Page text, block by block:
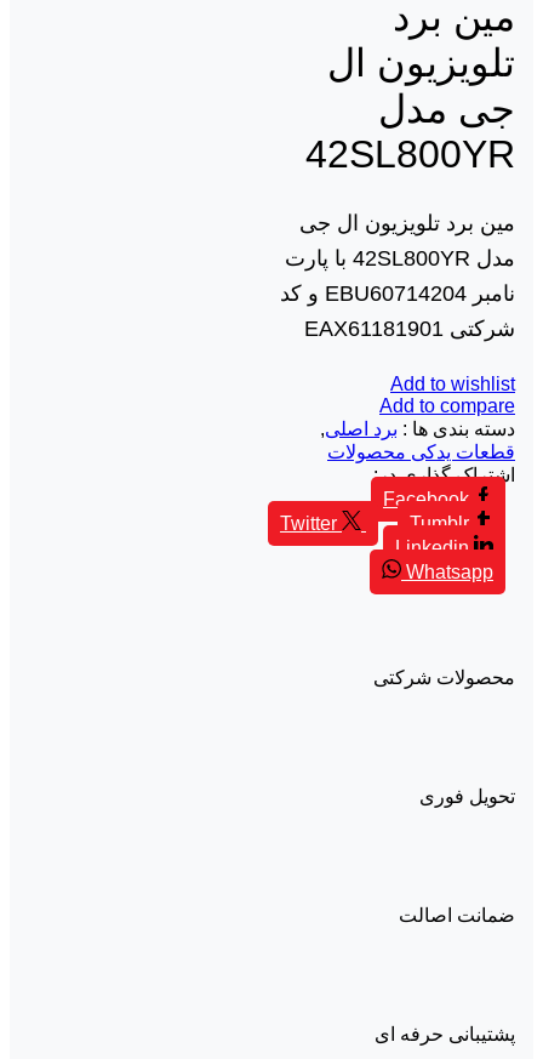
مین برد
تلویزیون ال
جی مدل
42SL800YR
مین برد تلویزیون ال جی
مدل 42SL800YR با پارت
نامبر EBU60714204 و کد
شرکتی EAX61181901
Add to wishlist
Add to compare
دسته بندی ها : برد اصلی,
قطعات یدکی محصولات
اشتراک گذاری در:
Facebook
Twitter
Tumblr
Linkedin
Whatsapp
محصولات شرکتی
تحویل فوری
ضمانت اصالت
پشتیبانی حرفه ای